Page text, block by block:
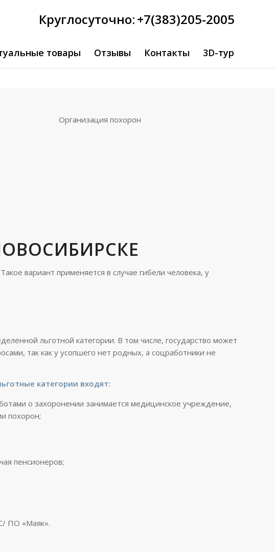
Круглосуточно:+7(383)205-2005
товары Отзывы Контакты 3D-тур
вариант применяется в случае гибели человека, у
льготной категории. В том числе, государство может
так как у усопшего нет родных, а соцработники не
категории входят:
о захоронении занимается медицинское учреждение,
похорон;
пенсионеров;
ПО «Маяк».